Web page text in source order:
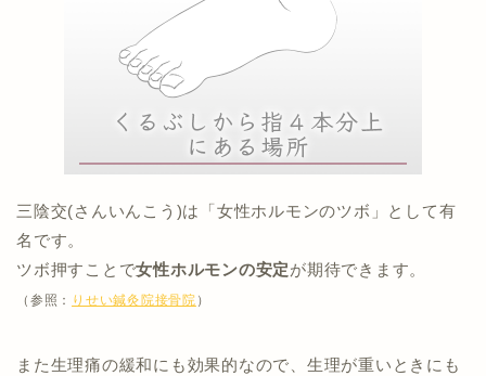
三陰交(さんいんこう)は「女性ホルモンのツボ」として有
名です。
ツボ押すことで女性ホルモンの安定が期待できます。
（参照： りせい鍼灸院接骨院 ）
また生理痛の緩和にも効果的なので、生理が重いときにも